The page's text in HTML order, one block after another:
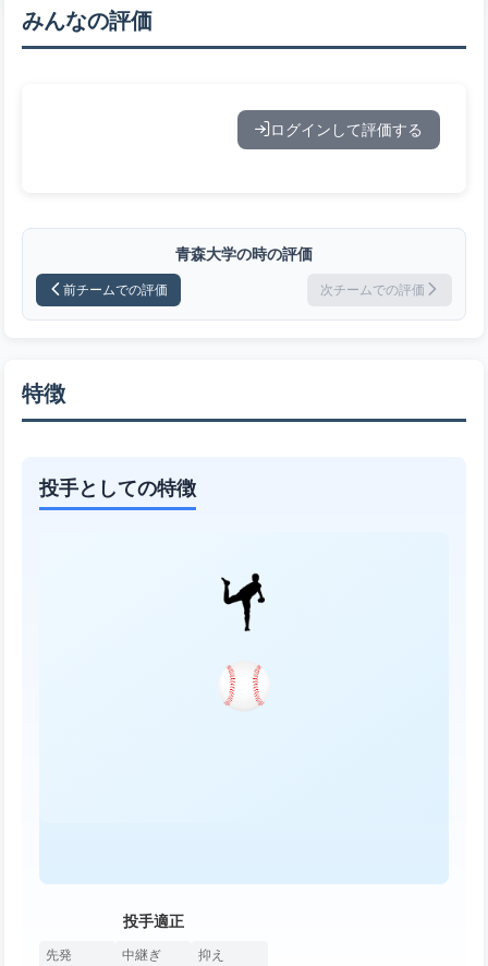
みんなの評価
ログインして評価する
青森大学の時の評価
前チームでの評価 次チームでの評価
特徴
投手としての特徴
投手適正
先発 中継ぎ 抑え